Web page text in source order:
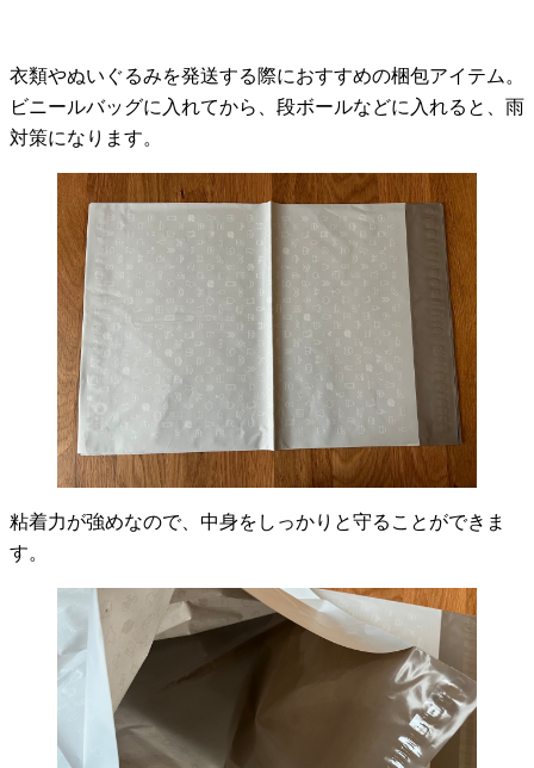
衣類やぬいぐるみを発送する際におすすめの梱包アイテム。
ビニールバッグに入れてから、段ボールなどに入れると、雨
対策になります。
粘着力が強めなので、中身をしっかりと守ることができま
す。